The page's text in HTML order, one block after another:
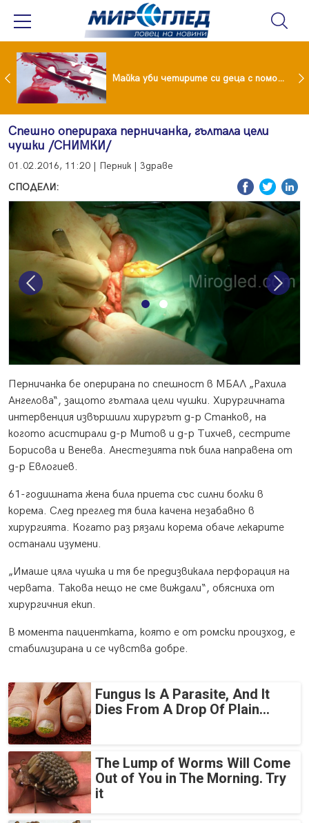
Проф.Кантарджиев: Пазете се от комарите и полово предаваните инфекции Майка уби четирите си деца с помощта на баба им, след което се самоуби
Спешно оперираха перничанка, гълтала цели
чушки /СНИМКИ/
01.02.2016, 11:20 | Перник | Здраве
СПОДЕЛИ:
Previous Next
Перничанка бе оперирана по спешност в МБАЛ „Рахила
Ангeлова“, защото гълтала цели чушки. Хирургичната
интервенция извършили хирургът д-р Станков, на
когото асистирали д-р Митов и д-р Тихчев, сестрите
Борисова и Венева. Анестезията пък била направена от
д-р Евлогиев.
61-годишната жена била приета със силни болки в
корема. След преглед тя била качена незабавно в
хирургията. Когато раз рязали корема обаче лекарите
останали изумени.
„Имаше цяла чушка и тя бе предизвикала перфорация на
червата. Такова нещо не сме виждали“, обясниха от
хирургичния екип.
В момента пациентката, която е от ромски произход, е
стабилизирана и се чувства добре.
Fungus Is A Parasite, And It
Dies From A Drop Of Plain...
The Lump of Worms Will Come
Out of You in The Morning. Try
it